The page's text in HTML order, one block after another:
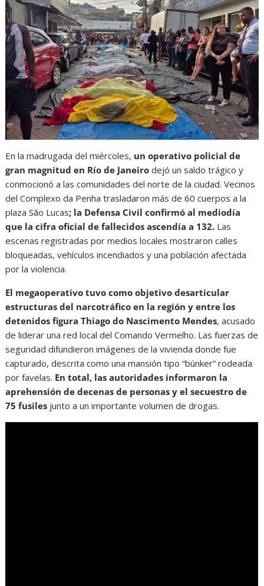
En la madrugada del miércoles, un operativo policial de
gran magnitud en Río de Janeiro dejó un saldo trágico y
conmocionó a las comunidades del norte de la ciudad. Vecinos
del Complexo da Penha trasladaron más de 60 cuerpos a la
plaza São Lucas; la Defensa Civil confirmó al mediodía
que la cifra oficial de fallecidos ascendía a 132. Las
escenas registradas por medios locales mostraron calles
bloqueadas, vehículos incendiados y una población afectada
por la violencia.
El megaoperativo tuvo como objetivo desarticular
estructuras del narcotráfico en la región y entre los
detenidos figura Thiago do Nascimento Mendes, acusado
de liderar una red local del Comando Vermelho. Las fuerzas de
seguridad difundieron imágenes de la vivienda donde fue
capturado, descrita como una mansión tipo “búnker” rodeada
por favelas. En total, las autoridades informaron la
aprehensión de decenas de personas y el secuestro de
75 fusiles junto a un importante volumen de drogas.